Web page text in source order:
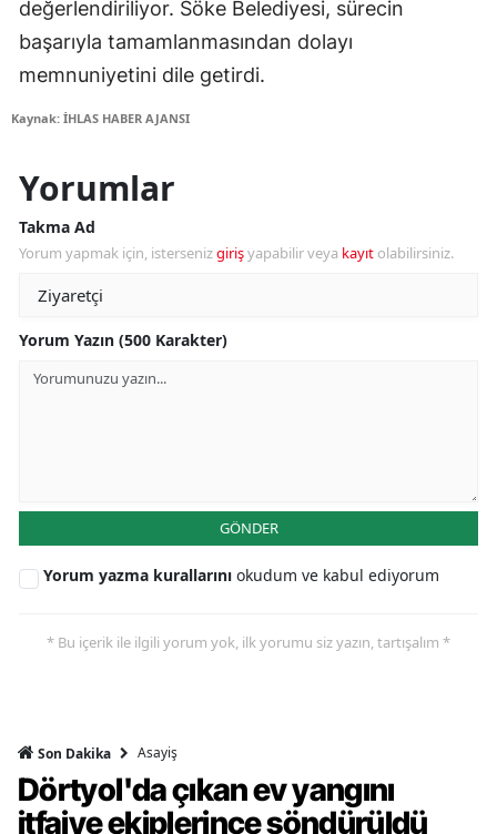
değerlendiriliyor. Söke Belediyesi, sürecin
başarıyla tamamlanmasından dolayı
memnuniyetini dile getirdi.
Kaynak: İHLAS HABER AJANSI
Yorumlar
Takma Ad
Yorum yapmak için, istersenizgirişyapabilir veya kayıt olabilirsiniz.
Yorum Yazın (500 Karakter)
GÖNDER
Yorum yazma kurallarını okudum ve kabul ediyorum
* Bu içerik ile ilgili yorum yok, ilk yorumu siz yazın, tartışalım *
Son Dakika Asayiş
Dörtyol'da çıkan ev yangını
itfaiye ekiplerince söndürüldü